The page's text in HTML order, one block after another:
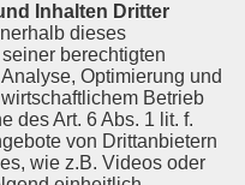
Inhalten Dritter
dieses
berechtigten
Optimierung und
Betrieb
des Art. 6 Abs. 1 lit. f.
von Drittanbietern
wie z.B. Videos oder